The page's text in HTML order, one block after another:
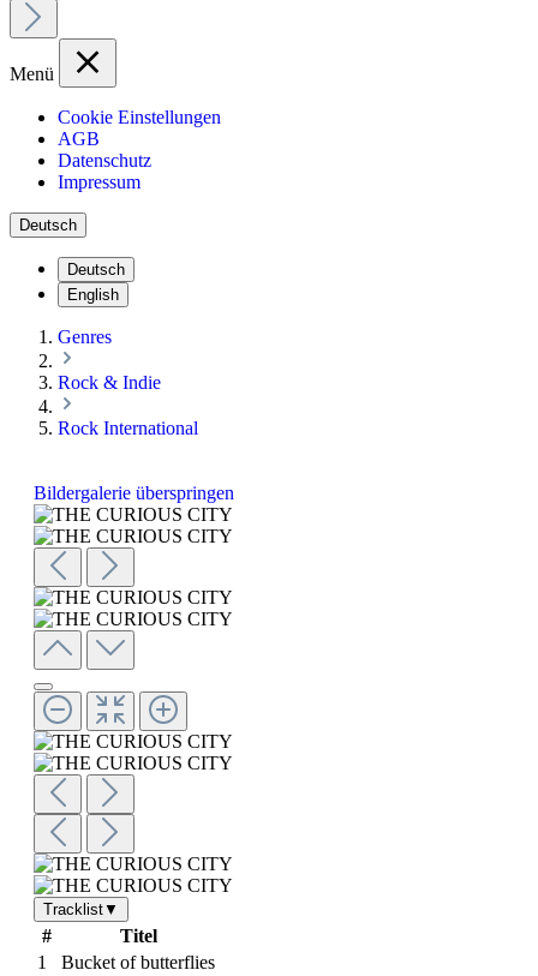
Menü
Cookie Einstellungen
AGB
Datenschutz
Impressum
Deutsch
Deutsch
English
Genres
Rock & Indie
Rock International
Bildergalerie überspringen
Tracklist▼
#
Titel
1
Bucket of butterflies